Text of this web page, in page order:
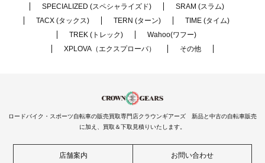
SPECIALIZED (スペシャライズド)
SRAM (スラム)
TACX (タックス)
TERN (ターン)
TIME (タイム)
TREK (トレック)
Wahoo(ワフー)
XPLOVA（エクスプローバ）
その他
ロードバイク・スポーツ自転車の販売買取専門店クラウンギアーズ 新品と中古の自転車販売
に加え、買取＆下取見積りいたします。
店舗案内 お問い合わせ